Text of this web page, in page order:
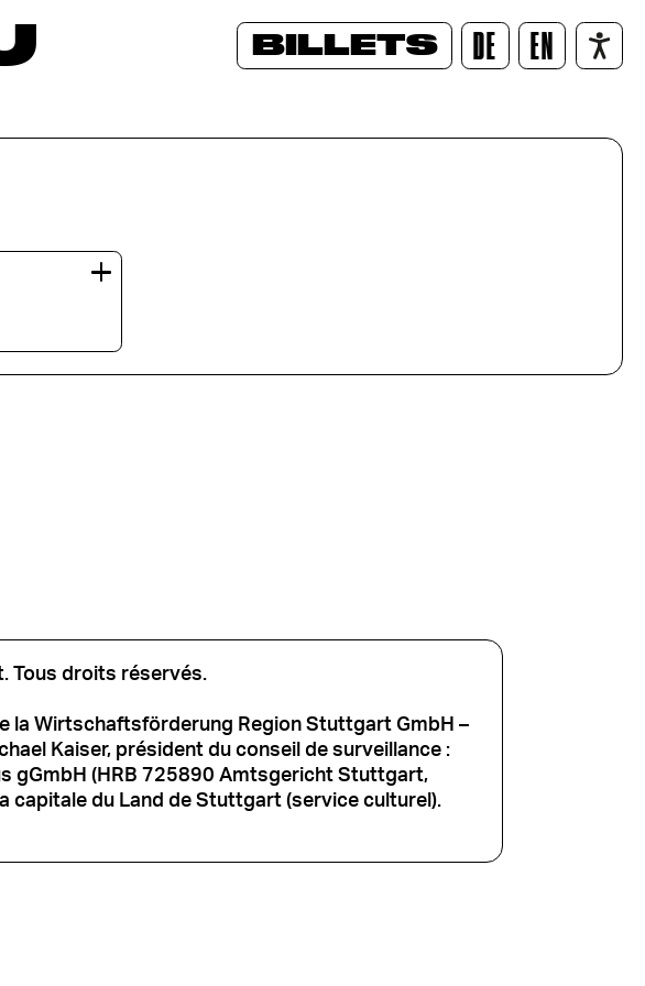
BILLETS DE EN
Tous droits réservés.
la Wirtschaftsförderung Region Stuttgart GmbH –
Kaiser, président du conseil de surveillance :
gGmbH (HRB 725890 Amtsgericht Stuttgart,
capitale du Land de Stuttgart (service culturel).